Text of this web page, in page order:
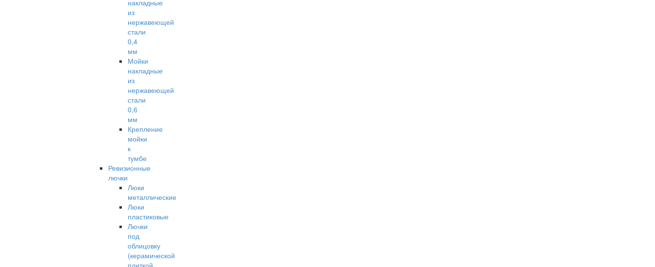
накладные
из
нержавеющей
стали
0,4
мм
Мойки
накладные
из
нержавеющей
стали
0,6
мм
Крепление
мойки
к
тумбе
Ревизионные
лючки
Люки
металлические
Люки
пластиковые
Лючки
под
облицовку
(керамической